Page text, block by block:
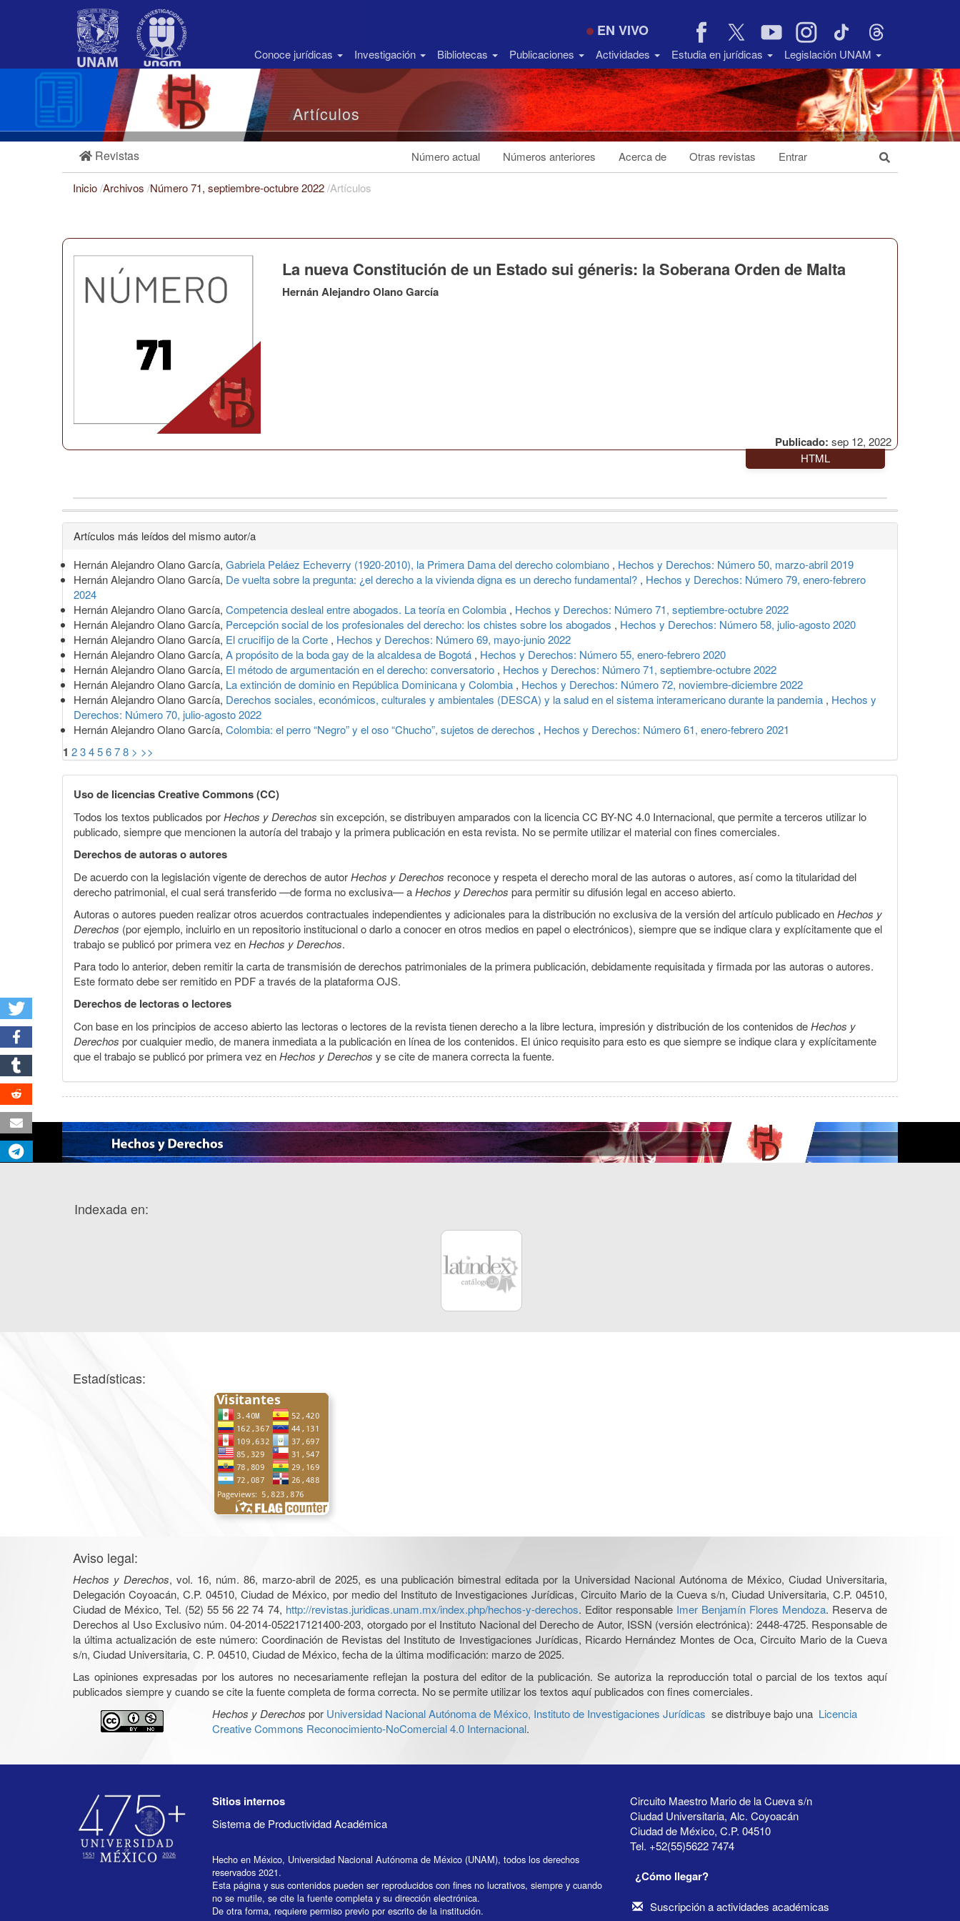
Barra
EN VIVO
Conoce jurídicas Investigación Bibliotecas Publicaciones Actividades Estudia en jurídicas Legislación UNAM
Artículos
Revistas Número actual Números anteriores Acerca de Otras revistas Entrar
Inicio/Archivos /Número 71, septiembre-octubre 2022/Artículos
Publicado: sep 12, 2022
La nueva Constitución de un Estado sui géneris: la Soberana Orden de Malta
Hernán Alejandro Olano García
HTML
Detalles
del
artículo
Artículos más leídos del mismo autor/a
Hernán Alejandro Olano García, Gabriela Peláez Echeverry (1920-2010), la Primera Dama del derecho colombiano , Hechos y Derechos: Número 50, marzo-abril 2019
Hernán Alejandro Olano García, De vuelta sobre la pregunta: ¿el derecho a la vivienda digna es un derecho fundamental? , Hechos y Derechos: Número 79, enero-febrero
2024
Hernán Alejandro Olano García, Competencia desleal entre abogados. La teoría en Colombia , Hechos y Derechos: Número 71, septiembre-octubre 2022
Hernán Alejandro Olano García, Percepción social de los profesionales del derecho: los chistes sobre los abogados , Hechos y Derechos: Número 58, julio-agosto 2020
Hernán Alejandro Olano García, El crucifijo de la Corte , Hechos y Derechos: Número 69, mayo-junio 2022
Hernán Alejandro Olano García, A propósito de la boda gay de la alcaldesa de Bogotá , Hechos y Derechos: Número 55, enero-febrero 2020
Hernán Alejandro Olano García, El método de argumentación en el derecho: conversatorio , Hechos y Derechos: Número 71, septiembre-octubre 2022
Hernán Alejandro Olano García, La extinción de dominio en República Dominicana y Colombia , Hechos y Derechos: Número 72, noviembre-diciembre 2022
Hernán Alejandro Olano García, Derechos sociales, económicos, culturales y ambientales (DESCA) y la salud en el sistema interamericano durante la pandemia , Hechos y
Derechos: Número 70, julio-agosto 2022
Hernán Alejandro Olano García, Colombia: el perro “Negro” y el oso “Chucho”, sujetos de derechos , Hechos y Derechos: Número 61, enero-febrero 2021
1 2345678 > >>
Uso de licencias Creative Commons (CC)
Todos los textos publicados porHechos y Derechos sin excepción, se distribuyen amparados con la licencia CC BY-NC 4.0 Internacional, que permite a terceros utilizar lo
publicado, siempre que mencionen la autoría del trabajo y la primera publicación en esta revista. No se permite utilizar el material con fines comerciales.
Derechos de autoras o autores
De acuerdo con la legislación vigente de derechos de autorHechos y Derechos reconoce y respeta el derecho moral de las autoras o autores, así como la titularidad del
derecho patrimonial, el cual será transferido —de forma no exclusiva— aHechos y Derechos para permitir su difusión legal en acceso abierto.
Autoras o autores pueden realizar otros acuerdos contractuales independientes y adicionales para la distribución no exclusiva de la versión del artículo publicado enHechos y
Derechos (por ejemplo, incluirlo en un repositorio institucional o darlo a conocer en otros medios en papel o electrónicos), siempre que se indique clara y explícitamente que el
trabajo se publicó por primera vez enHechos y Derechos.
Para todo lo anterior, deben remitir la carta de transmisión de derechos patrimoniales de la primera publicación, debidamente requisitada y firmada por las autoras o autores.
Este formato debe ser remitido en PDF a través de la plataforma OJS.
Derechos de lectoras o lectores
Con base en los principios de acceso abierto las lectoras o lectores de la revista tienen derecho a la libre lectura, impresión y distribución de los contenidos deHechos y
Derechos por cualquier medio, de manera inmediata a la publicación en línea de los contenidos. El único requisito para esto es que siempre se indique clara y explícitamente
que el trabajo se publicó por primera vez enHechos y Derechos y se cite de manera correcta la fuente.
Indexada en:
Estadísticas:
Aviso legal:
Hechos y Derechos, vol. 16, núm. 86, marzo-abril de 2025, es una publicación bimestral editada por la Universidad Nacional Autónoma de México, Ciudad Universitaria,
Delegación Coyoacán, C.P. 04510, Ciudad de México, por medio del Instituto de Investigaciones Jurídicas, Circuito Mario de la Cueva s/n, Ciudad Universitaria, C.P. 04510,
Ciudad de México, Tel. (52) 55 56 22 74 74, http://revistas.juridicas.unam.mx/index.php/hechos-y-derechos. Editor responsable Imer Benjamín Flores Mendoza. Reserva de
Derechos al Uso Exclusivo núm. 04-2014-052217121400-203, otorgado por el Instituto Nacional del Derecho de Autor, ISSN (versión electrónica): 2448-4725. Responsable de
la última actualización de este número: Coordinación de Revistas del Instituto de Investigaciones Jurídicas, Ricardo Hernández Montes de Oca, Circuito Mario de la Cueva
s/n, Ciudad Universitaria, C. P. 04510, Ciudad de México, fecha de la última modificación: marzo de 2025.
Las opiniones expresadas por los autores no necesariamente reflejan la postura del editor de la publicación. Se autoriza la reproducción total o parcial de los textos aquí
publicados siempre y cuando se cite la fuente completa de forma correcta. No se permite utilizar los textos aquí publicados con fines comerciales.
Hechos y Derechos por Universidad Nacional Autónoma de México, Instituto de Investigaciones Jurídicas se distribuye bajo una Licencia
Creative Commons Reconocimiento-NoComercial 4.0 Internacional.
Sitios internos
Sistema de Productividad Académica
Hecho en México, Universidad Nacional Autónoma de México (UNAM), todos los derechos
reservados 2021.
Esta página y sus contenidos pueden ser reproducidos con fines no lucrativos, siempre y cuando
no se mutile, se cite la fuente completa y su dirección electrónica.
De otra forma, requiere permiso previo por escrito de la institución.
Circuito Maestro Mario de la Cueva s/n
Ciudad Universitaria, Alc. Coyoacán
Ciudad de México, C.P. 04510
Tel. +52(55)5622 7474
¿Cómo llegar?
Suscripción a actividades académicas